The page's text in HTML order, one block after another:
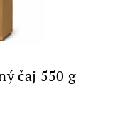
čaj 550 g